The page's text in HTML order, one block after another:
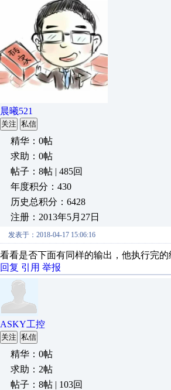
晨曦521
关注 私信
精华：0帖
求助：0帖
帖子：8帖 | 485回
年度积分：430
历史总积分：6428
注册：2013年5月27日
发表于：2018-04-17 15:06:16
看看是否下面有同样的输出，他执行完
回复 引用 举报
ASKY工控
关注 私信
精华：0帖
求助：2帖
帖子：8帖 | 103回